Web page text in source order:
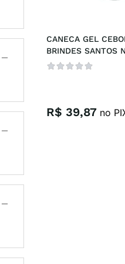
CANECA GEL
BRINDES SANTOS
VIVER E NO
R$ 39,87no
9º
10º